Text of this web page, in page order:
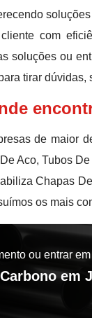
com
soluções ou
tirar
de maior
Aco, Tubos
Chapas
os mais
ou entrar
em